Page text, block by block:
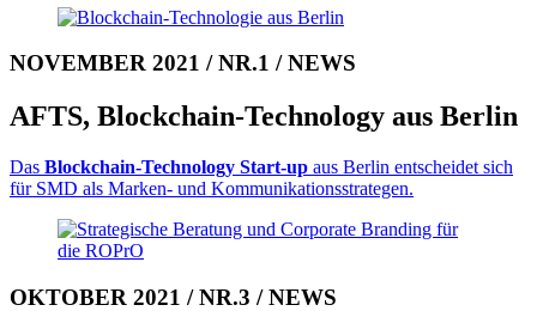
NOVEMBER 2021 / NR.1 / NEWS
AFTS, Blockchain-Technology aus Berlin
Das Blockchain-Technology Start-up aus Berlin entscheidet sich
für SMD als Marken- und Kommuni­ka­tions­stra­te­gen.
OKTOBER 2021 / NR.3 / NEWS